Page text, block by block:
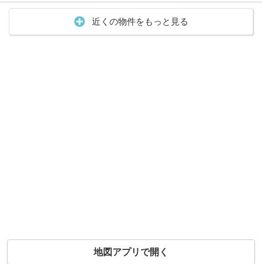
近くの物件をもっと見る
地図アプリで開く